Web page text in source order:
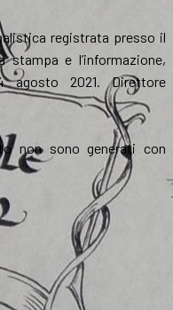
registrata presso il
e l’informazione,
agosto 2021. Direttore
non sono generati con